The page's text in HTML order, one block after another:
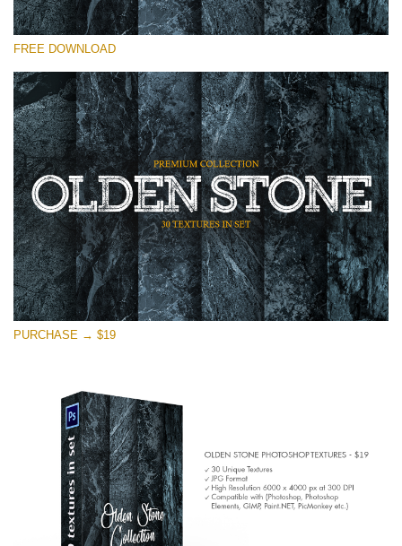
कृपया चुने
Small 800*533px
Olden Stone
(30 Overlays)
Large 6000*4000px
Entire Collection
(1783 Overlays)
Large 6000*4000px
मुफ्त डाउनलोड
FREE DOWNLOAD
PURCHASE → $19